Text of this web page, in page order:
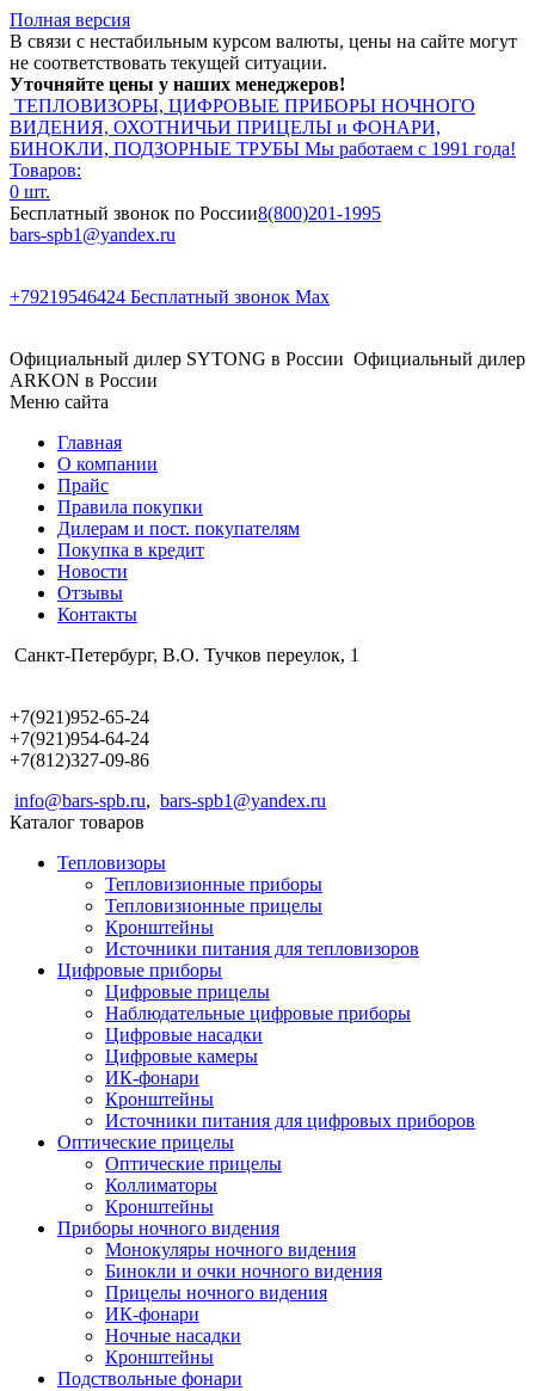
Полная версия
В связи с нестабильным курсом валюты, цены на сайте могут
не соответствовать текущей ситуации.
Уточняйте цены у наших менеджеров!
ТЕПЛОВИЗОРЫ, ЦИФРОВЫЕ ПРИБОРЫ НОЧНОГО
ВИДЕНИЯ, ОХОТНИЧЬИ ПРИЦЕЛЫ и ФОНАРИ,
БИНОКЛИ, ПОДЗОРНЫЕ ТРУБЫ Мы работаем с 1991 года!
Товаров:
0 шт.
Бесплатный звонок по России8(800)201-1995
bars-spb1@yandex.ru
+79219546424 Бесплатный звонок Max
Официальный дилер SYTONG в России Официальный дилер
ARKON в России
Меню сайта
Главная
О компании
Прайс
Правила покупки
Дилерам и пост. покупателям
Покупка в кредит
Новости
Отзывы
Контакты
Санкт-Петербург, В.О. Тучков переулок, 1
+7(921)952-65-24
+7(921)954-64-24
+7(812)327-09-86
info@bars-spb.ru, bars-spb1@yandex.ru
Каталог товаров
Тепловизоры
Тепловизионные приборы
Тепловизионные прицелы
Кронштейны
Источники питания для тепловизоров
Цифровые приборы
Цифровые прицелы
Наблюдательные цифровые приборы
Цифровые насадки
Цифровые камеры
ИК-фонари
Кронштейны
Источники питания для цифровых приборов
Оптические прицелы
Оптические прицелы
Коллиматоры
Кронштейны
Приборы ночного видения
Монокуляры ночного видения
Бинокли и очки ночного видения
Прицелы ночного видения
ИК-фонари
Ночные насадки
Кронштейны
Подствольные фонари